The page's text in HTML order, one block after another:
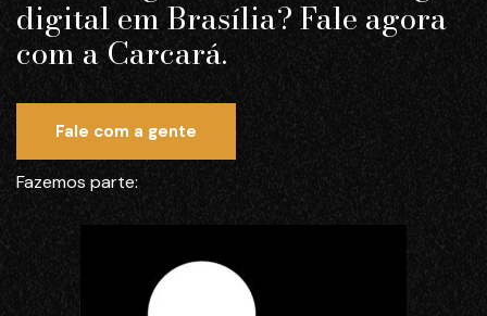
digital em Brasília? Fale agora
com a Carcará.
Fale com a gente
Fazemos parte: